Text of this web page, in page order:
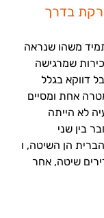
בדרך
משהו שנראה
שמרגישה
דווקא בגלל
אחת ומסיים
לא הייתה
בין שני
הן השיטה, ו
שיטה, אחר